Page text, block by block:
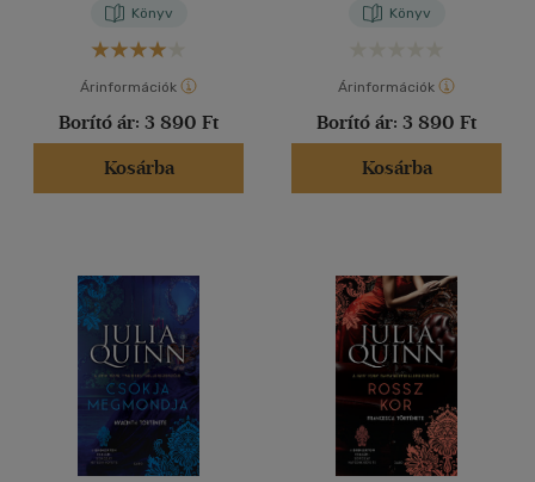
Könyv
Árinformációk
Borító ár: 3 890 Ft
Kosárba
Könyv
Árinformációk
Borító ár: 3 890 Ft
Kosárba